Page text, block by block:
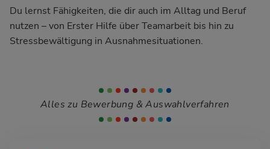
Du lernst Fähigkeiten, die dir auch im Alltag und Beruf
nutzen – von Erster Hilfe über Teamarbeit bis hin zu
Stressbewältigung in Ausnahmesituationen.
Alles zu Bewerbung & Auswahlverfahren